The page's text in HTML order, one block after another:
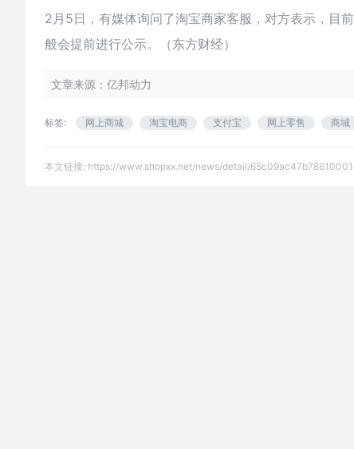
2月5日，有媒体询问了淘宝商家客服，对方表示，目
般会提前进行公示。（东方财经）
文章来源：亿邦动力
标签: 网上商城 淘宝电商 支付宝 网上零售 商城
本文链接: https://www.shopxx.net/news/detail/